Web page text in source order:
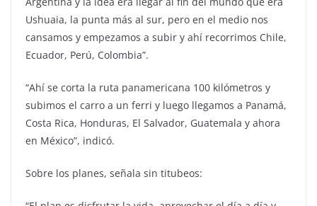
Ushuaia, la punta más al sur, pero en el medio nos
cansamos y empezamos a subir y ahí recorrimos Chile,
Ecuador, Perú, Colombia”.
“Ahí se corta la ruta panamericana 100 kilómetros y
subimos el carro a un ferri y luego llegamos a Panamá,
Costa Rica, Honduras, El Salvador, Guatemala y ahora
en México”, indicó.
Sobre los planes, señala sin titubeos: